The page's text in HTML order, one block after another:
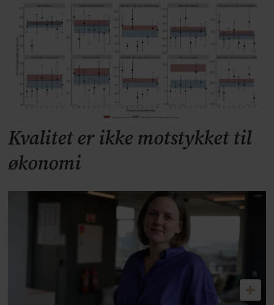
Kvalitet er ikke motstykket til
økonomi